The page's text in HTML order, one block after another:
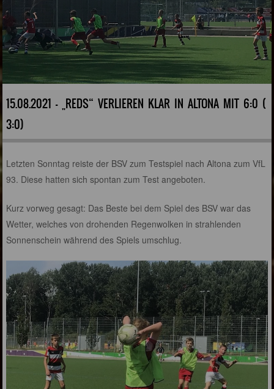
15.08.2021 - „REDS“ VERLIEREN KLAR IN ALTONA MIT 6:0 (
3:0)
Letzten Sonntag reiste der BSV zum Testspiel nach Altona zum VfL
93. Diese hatten sich spontan zum Test angeboten.
Kurz vorweg gesagt: Das Beste bei dem Spiel des BSV war das
Wetter, welches von drohenden Regenwolken in strahlenden
Sonnenschein während des Spiels umschlug.